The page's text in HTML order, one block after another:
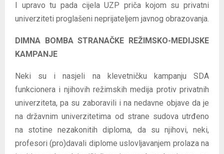
I upravo tu pada cijela UZP priča kojom su privatni
univerziteti proglašeni neprijateljem javnog obrazovanja.
DIMNA BOMBA STRANAČKE REŽIMSKO-MEDIJSKE
KAMPANJE
Neki su i nasjeli na klevetničku kampanju SDA
funkcionera i njihovih režimskih medija protiv privatnih
univerziteta, pa su zaboravili i na nedavne objave da je
na državnim univerzitetima od strane sudova utrđeno
na stotine nezakonitih diploma, da su njihovi, neki,
profesori (pro)davali diplome uslovljavanjem prolaza na